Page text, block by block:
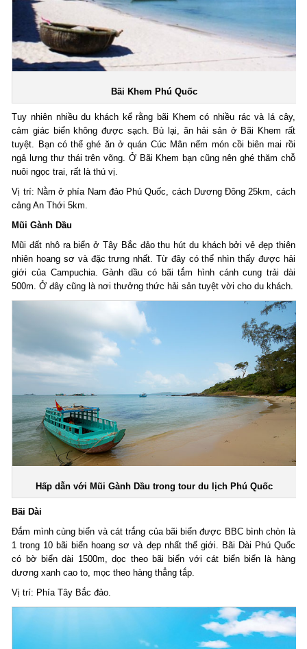
Bãi Khem Phú Quốc
Tuy nhiên nhiều du khách kể rằng bãi Khem có nhiều rác và lá cây,
cảm giác biển không được sạch. Bù lại, ăn hải sản ở Bãi Khem rất
tuyệt. Bạn có thể ghé ăn ở quán Cúc Mân nếm món cồi biên mai rồi
ngả lưng thư thái trên võng. Ở Bãi Khem bạn cũng nên ghé thăm chỗ
nuôi ngọc trai, rất là thú vị.
Vị trí: Nằm ở phía Nam đảo Phú Quốc, cách Dương Đông 25km, cách
cảng An Thới 5km.
Mũi Gành Dầu
Mũi đất nhô ra biển ở Tây Bắc đảo thu hút du khách bởi vẻ đẹp thiên
nhiên hoang sơ và đặc trưng nhất. Từ đây có thể nhìn thấy được hải
giới của Campuchia. Gành dầu có bãi tắm hình cánh cung trải dài
500m. Ở đây cũng là nơi thưởng thức hải sản tuyệt vời cho du khách.
Hấp dẫn với Mũi Gành Dầu trong tour du lịch Phú Quốc
Bãi Dài
Đắm mình cùng biển và cát trắng của bãi biển được BBC bình chòn là
1 trong 10 bãi biển hoang sơ và đẹp nhất thế giới. Bãi Dài Phú Quốc
có bờ biển dài 1500m, dọc theo bãi biển với cát biển biển là hàng
dương xanh cao to, mọc theo hàng thẳng tắp.
Vị trí: Phía Tây Bắc đảo.